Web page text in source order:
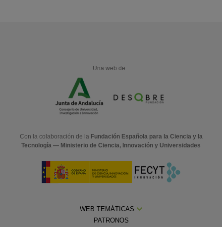
Una web de:
Con la colaboración de la Fundación Española para la Ciencia y la
Tecnología — Ministerio de Ciencia, Innovación y Universidades
WEB TEMÁTICAS
PATRONOS